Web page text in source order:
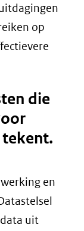
op
die
tekent.
en
uit